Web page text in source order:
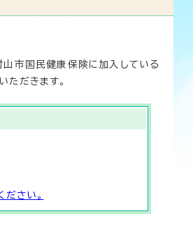
市国民健康保険に加入している
だきます。
さい。